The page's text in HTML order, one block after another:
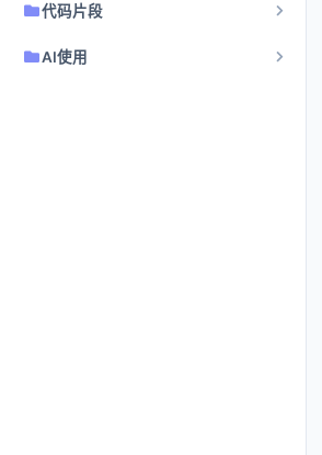
代码片段
AI使用